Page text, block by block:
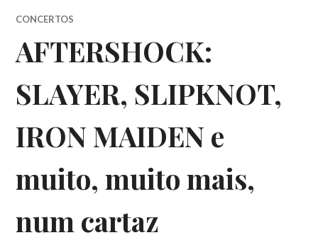
CONCERTOS
AFTERSHOCK:
SLAYER, SLIPKNOT,
IRON MAIDEN e
muito, muito mais,
num cartaz